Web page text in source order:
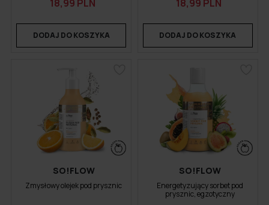
18,99 PLN
DODAJ DO KOSZYKA
18,99 PLN
DODAJ DO KOSZYKA
SO!FLOW
Zmysłowy olejek pod prysznic
SO!FLOW
Energetyzujący sorbet pod
prysznic, egzotyczny